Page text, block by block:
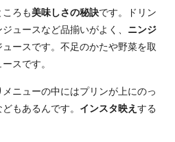
ろも美味しさの秘訣です。ドリン
ュースなど品揃いがよく、 ニンジ
ュースです。不足のかたや野菜を取
スです。
メニューの中にはプリンが上にのっ
もあるんです。 インスタ映え する